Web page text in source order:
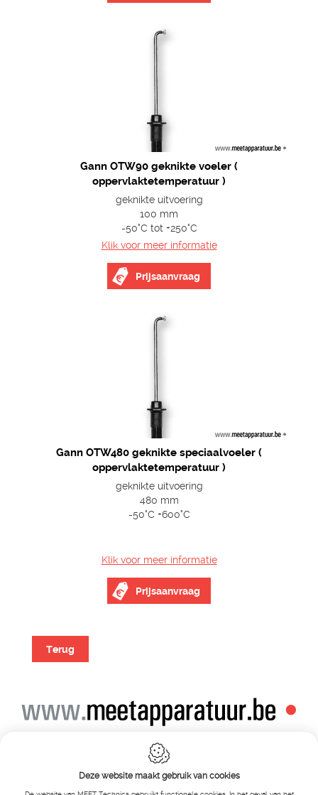
Gann OTW90 geknikte voeler (
oppervlaktetemperatuur )
geknikte uitvoering
100 mm
-50°C tot +250°C
Klik voor meer informatie
Prijsaanvraag
Gann OTW480 geknikte speciaalvoeler (
oppervlaktetemperatuur )
geknikte uitvoering
480 mm
-50°C +600°C
Klik voor meer informatie
Prijsaanvraag
Terug
Alle prijzen zijn onder voorbehoud van wijziging
Bij bestelling ontvangt u vooraf de levering steeds een orderbevestiging
Copyright© alle rechten voorbehouden , gehele of gedeeldelijke overname van
tekst ,foto’s , video’s , verveelvoudiging op welke wijze dan ook , is niet toegestaan
Deze website maakt gebruik van cookies